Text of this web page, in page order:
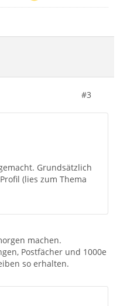
#3
Grundsätzlich
(lies zum Thema
machen.
Postfächer und 1000e
so erhalten.